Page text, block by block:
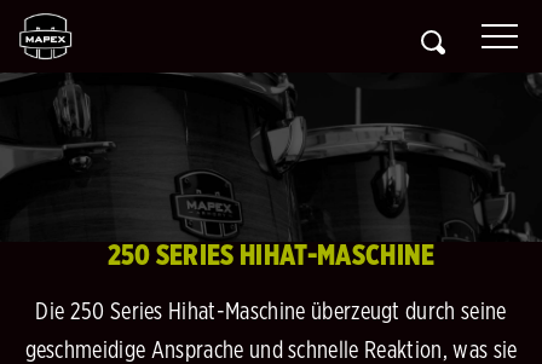
250 SERIES HIHAT-MASCHINE
Die 250 Series Hihat-Maschine überzeugt durch seine
geschmeidige Ansprache und schnelle Reaktion, was sie